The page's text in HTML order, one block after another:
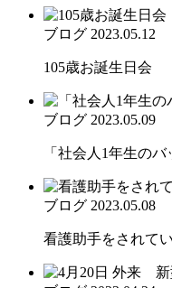
ブログ 2023.05.12
105歳お誕生日会
ブログ 2023.05.09
「社会人1年生の
ブログ 2023.05.08
看護助手をされて